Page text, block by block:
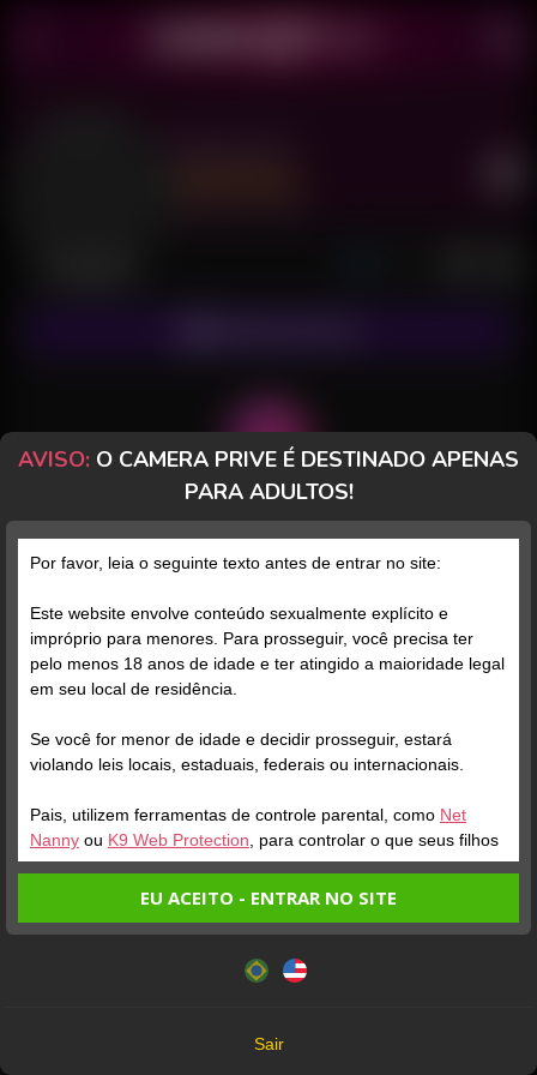
POSTS FANCLUB PAGOS AVALIAÇÕES
Posts (47) Fotos (14) Vídeos
Grátis
Verifique sua conta Verifique sua conta
1
Este website utiliza cookies e tecnologias semelhantes de
Política de Privacidade
você concorda com estes termos.
AVISO: O CAMERA PRIVE É DESTINADO APENAS
PARA ADULTOS!
Por favor, leia o seguinte texto antes de entrar no site:
Este website envolve conteúdo sexualmente explícito e
impróprio para menores. Para prosseguir, você precisa ter
pelo menos 18 anos de idade e ter atingido a maioridade legal
em seu local de residência.
Se você for menor de idade e decidir prosseguir, estará
violando leis locais, estaduais, federais ou internacionais.
Pais, utilizem ferramentas de controle parental, como Net
Nanny ou K9 Web Protection, para controlar o que seus filhos
veem.
fatos:
Tenho ao menos 18 anos de idade e sou maior de idade
EU ACEITO - ENTRAR NO SITE
Sair